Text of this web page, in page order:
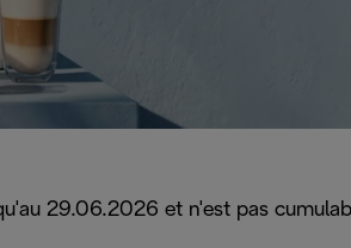
29.06.2026 et n'est pas